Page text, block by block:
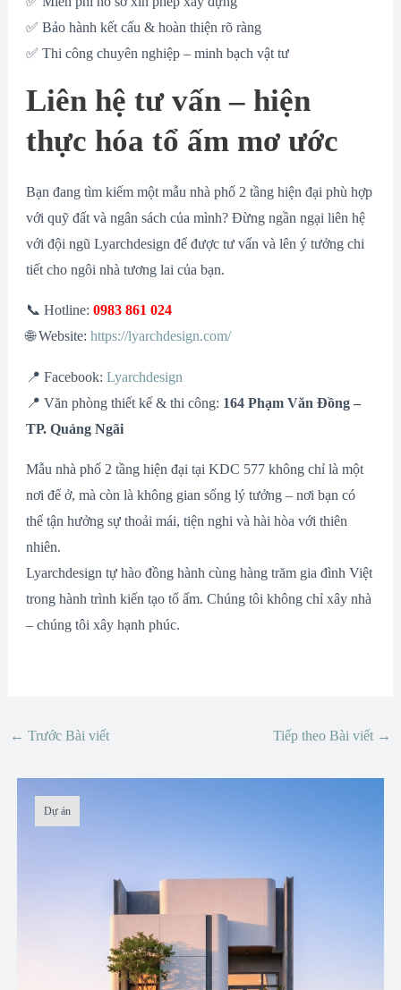
✅ Bảo hành kết cấu & hoàn thiện rõ ràng
✅ Thi công chuyên nghiệp – minh bạch vật tư
Liên hệ tư vấn – hiện
thực hóa tổ ấm mơ ước
Bạn đang tìm kiếm một mẫu nhà phố 2 tầng hiện đại phù hợp
với quỹ đất và ngân sách của mình? Đừng ngần ngại liên hệ
với đội ngũ Lyarchdesign để được tư vấn và lên ý tưởng chi
tiết cho ngôi nhà tương lai của bạn.
📞 Hotline: 0983 861 024
🌐 Website: https://lyarchdesign.com/
📍 Facebook: Lyarchdesign
📍 Văn phòng thiết kế & thi công: 164 Phạm Văn Đồng –
TP. Quảng Ngãi
Mẫu nhà phố 2 tầng hiện đại tại KDC 577 không chỉ là một
nơi để ở, mà còn là không gian sống lý tưởng – nơi bạn có
thể tận hưởng sự thoải mái, tiện nghi và hài hòa với thiên
nhiên.
Lyarchdesign tự hào đồng hành cùng hàng trăm gia đình Việt
trong hành trình kiến tạo tổ ấm. Chúng tôi không chỉ xây nhà
– chúng tôi xây hạnh phúc.
← Trước Bài viết Tiếp theo Bài viết →
Dự án